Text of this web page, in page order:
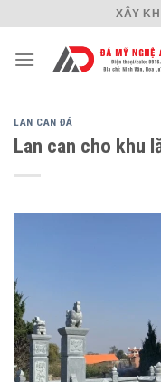
content
XÂY
LAN CAN ĐÁ
Lan can cho khu